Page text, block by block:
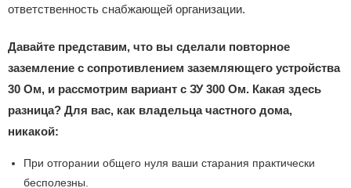
ответственность снабжающей организации.
Давайте представим, что вы сделали повторное
заземление с сопротивлением заземляющего устройства
30 Ом, и рассмотрим вариант с ЗУ 300 Ом. Какая здесь
разница? Для вас, как владельца частного дома,
никакой:
При отгорании общего нуля ваши старания практически
бесполезны.